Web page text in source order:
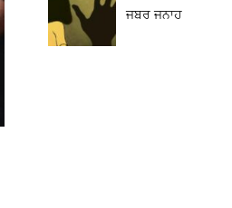
ਜਬਰ ਜਨਾਹ